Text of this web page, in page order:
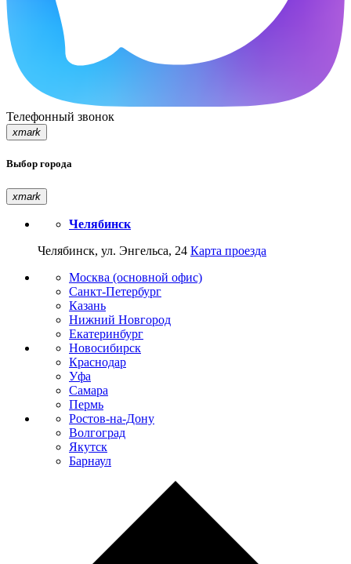
Телефонный звонок
xmark
Выбор города
xmark
Челябинск
Челябинск, ул. Энгельса, 24 Карта проезда
Москва (основной офис)
Санкт-Петербург
Казань
Нижний Новгород
Екатеринбург
Новосибирск
Краснодар
Уфа
Самара
Пермь
Ростов-на-Дону
Волгоград
Якутск
Барнаул